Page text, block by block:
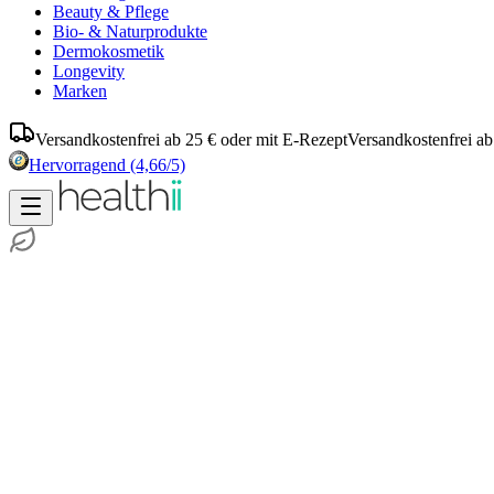
Beauty & Pflege
Bio- & Naturprodukte
Dermokosmetik
Longevity
Marken
Versandkostenfrei ab 25 € oder mit E-RezeptVersandkostenfrei
Hervorragend (4,66/5)